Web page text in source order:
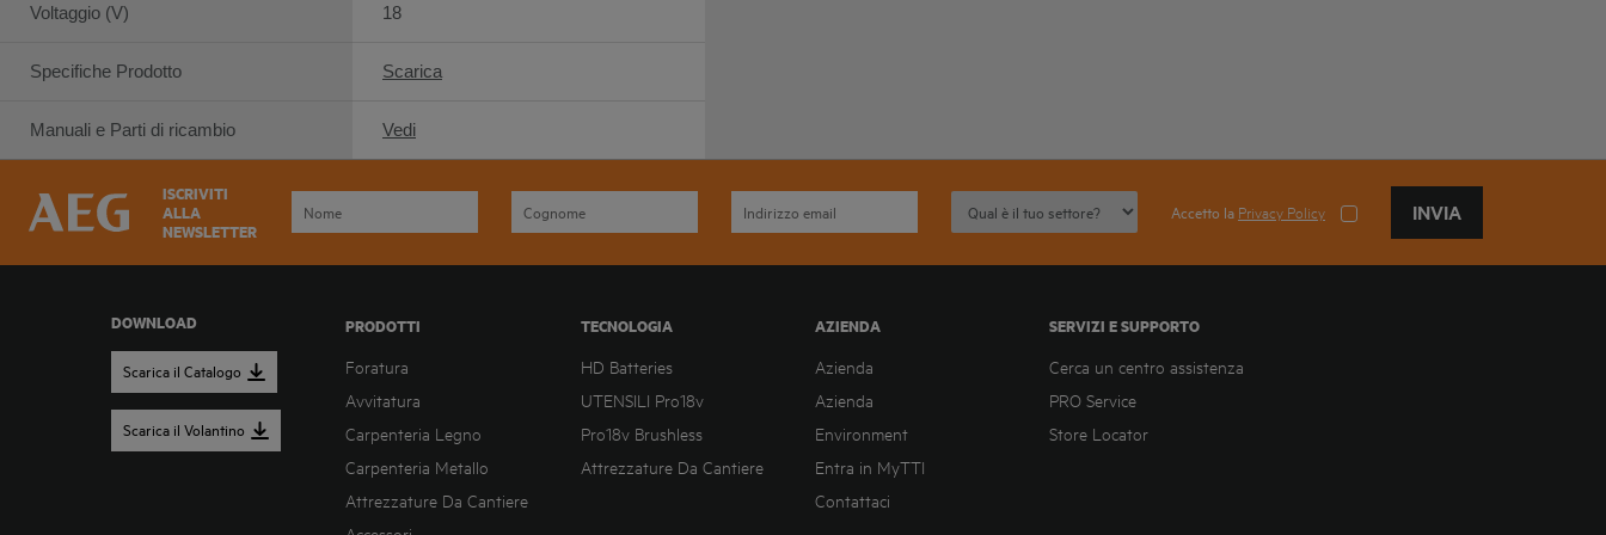
Voltaggio (V)
Specifiche Prodotto
Manuali e Parti di ricambio
18
Scarica
Vedi
ISCRIVITI
ALLA
NEWSLETTER
Accetto la Privacy Policy INVIA
DOWNLOAD
Scarica il Catalogo
Scarica il Volantino
PRODOTTI
Foratura
Avvitatura
Carpenteria Legno
Carpenteria Metallo
Attrezzature Da Cantiere
TECNOLOGIA
HD Batteries
UTENSILI Pro18v
Pro18v Brushless
Attrezzature Da Cantiere
AZIENDA
Azienda
Azienda
Environment
Entra in MyTTI
Contattaci
SERVIZI E SUPPORTO
Cerca un centro assistenza
PRO Service
Store Locator